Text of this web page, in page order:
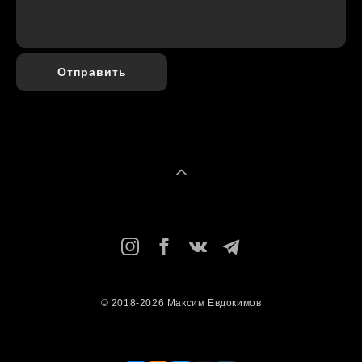
Отправить
© 2018-2026 Максим Евдокимов